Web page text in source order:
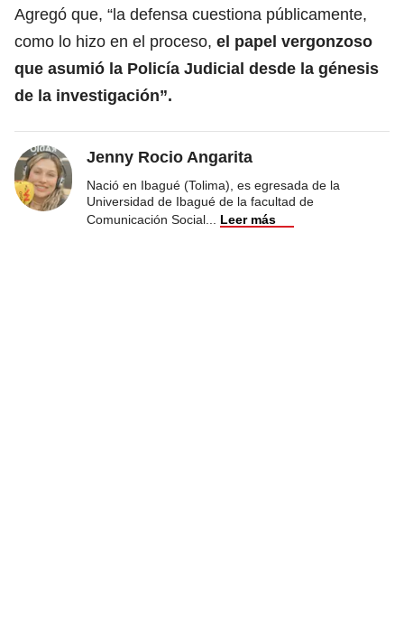
Agregó que, “la defensa cuestiona públicamente,
como lo hizo en el proceso, el papel vergonzoso
que asumió la Policía Judicial desde la génesis
de la investigación”.
Jenny Rocio Angarita
Nació en Ibagué (Tolima), es egresada de la
Universidad de Ibagué de la facultad de
Comunicación Social
Leer más